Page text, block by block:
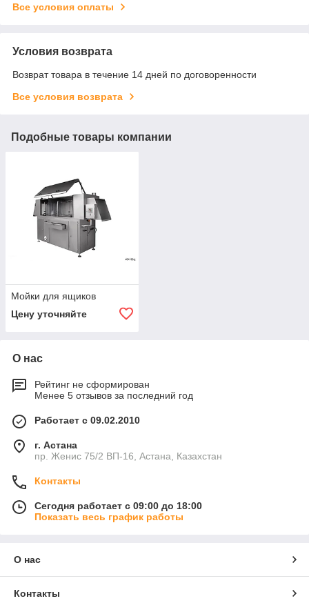
Все условия оплаты
Условия возврата
Возврат товара в течение 14 дней по договоренности
Все условия возврата
Подобные товары компании
Мойки для ящиков
Цену уточняйте
О нас
Рейтинг не сформирован
Менее 5 отзывов за последний год
Работает с 09.02.2010
г. Астана
пр. Женис 75/2 ВП-16, Астана, Казахстан
Контакты
Сегодня работает с 09:00 до 18:00
Показать весь график работы
О нас
Контакты